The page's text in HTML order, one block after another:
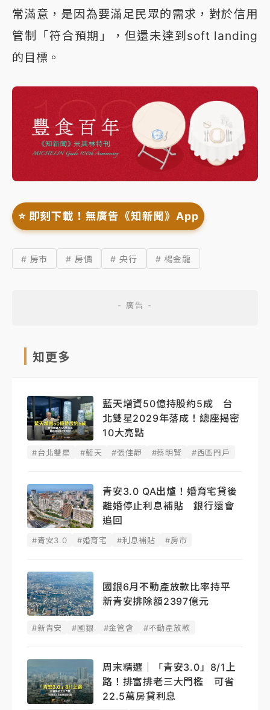
常滿意，是因為要滿足民眾的需求，對於信用
管制「符合預期」，但還未達到soft landing
的目標。
⭐️ 即刻下載！無廣告《知新聞》App
# 房市 # 房價 # 央行 # 楊金龍
知更多
藍天增資50億持股約5成 台
北雙星2029年落成！總座揭密
10大亮點
#台北雙星 #藍天 #張佳靜 #蔡明賢 #西區門戶
青安3.0 QA出爐！婚育宅貸後
離婚停止利息補貼 銀行還會
追回
#青安3.0 #婚育宅 #利息補貼 #房市
國銀6月不動產放款比率持平
新青安排除額2397億元
#新青安 #國銀 #金管會 #不動產放款
周末精選｜「青安3.0」8/1上
路！排富排老三大門檻 可省
22.5萬房貸利息